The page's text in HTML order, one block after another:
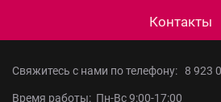
Контакты
Свяжитесь с нами по телефону: 8 923
Время работы: Пн-Вс 9:00-17:00